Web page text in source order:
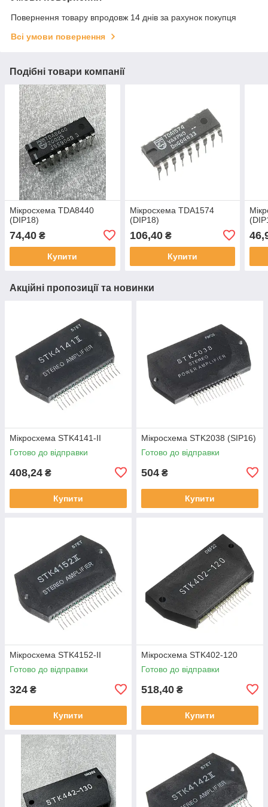
Повернення товару впродовж 14 днів за рахунок покупця
Всі умови повернення
Подібні товари компанії
Мікросхема TDA8440
(DIP18)
74,40 ₴
Купити
Мікросхема TDA1574
(DIP18)
106,40₴
Купити
Акційні пропозиції та новинки
Мікросхема STK4141-II
Готово до відправки
408,24 ₴
Купити
Мікросхема STK2038 (SIP16)
Готово до відправки
504 ₴
Купити
Мікросхема STK4152-II
Готово до відправки
324 ₴
Купити
Мікросхема STK402-120
Готово до відправки
518,40 ₴
Купити